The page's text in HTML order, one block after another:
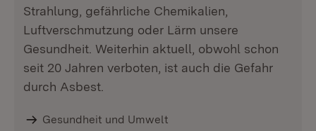
Strahlung, gefährliche Chemikalien,
Luftverschmutzung oder Lärm unsere
Gesundheit. Weiterhin aktuell, obwohl schon
seit 20 Jahren verboten, ist auch die Gefahr
durch Asbest.
Gesundheit und Umwelt